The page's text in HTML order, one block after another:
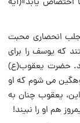
انحصارى محبت
که یوسف را براى
حضرت یعقوب‌(ع)
می شوم که او
از من جدایش کنید»(آیه۱۳) بنابراین، یعقوب چنان به
هم او را نبیند!